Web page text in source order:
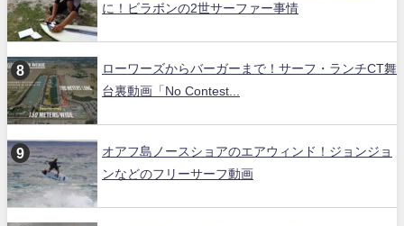
に！ビラボンの2世サーファー事情
ローワーズからバーガーまで！サーフ・ランチCT舞
台裏動画「No Contest...
オアフ島ノースショアのエアウィンド！ジョンジョ
ンなどのフリーサーフ動画